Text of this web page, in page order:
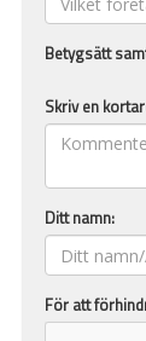
Betygsätt
Skriv en
Ditt namn:
För att